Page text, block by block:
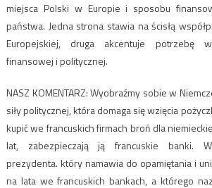
miejsca Polski w Europie i sposobu
państwa. Jedna strona stawia na ścisłą
Europejskiej, druga akcentuje potrzebę
finansowej i politycznej.
NASZ KOMENTARZ: Wyobraźmy sobie w
siły politycznej, która domaga się wzięcia
kupić we francuskich firmach broń dla
lat, zabezpieczają ją francuskie banki.
prezydenta. który namawia do opamiętania i
na lata we francuskich bankach, a którego